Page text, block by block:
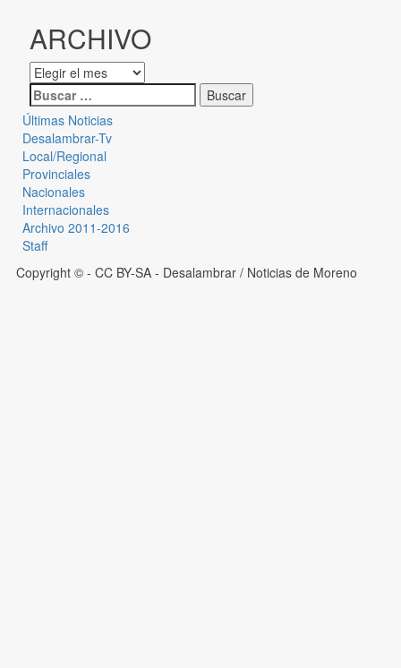
ARCHIVO
Últimas Noticias
Desalambrar-Tv
Local/Regional
Provinciales
Nacionales
Internacionales
Archivo 2011-2016
Staff
Copyright © - CC BY-SA - Desalambrar / Noticias de Moreno